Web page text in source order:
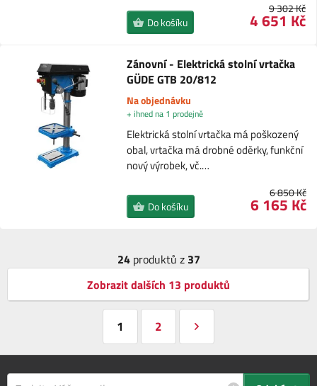
9 302 Kč
4 651 Kč
Do košíku
Zánovní - Elektrická stolní vrtačka
GÜDE GTB 20/812
Na objednávku
+ ihned na 1 prodejně
Elektrická stolní vrtačka má poškozený
obal, vrtačka má drobné oděrky, funkční
nový výrobek, vč.…
6 850 Kč
6 165 Kč
Do košíku
24produktů z 37
Zobrazit dalších 13 produktů
1 2